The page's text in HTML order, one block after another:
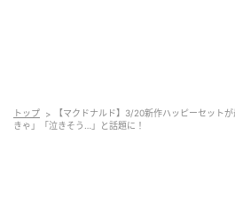
トップ
【マクドナルド】3/20新作ハッピーセット
きゃ」「泣きそう…」と話題に！